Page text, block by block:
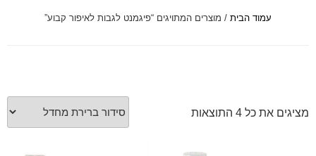
סמן קישורים
עמוד הבית / מוצרים המתויגים “פיגמנט לגבות לאיפור קבוע”
מציגים את כל ⁦4⁩ התוצאות